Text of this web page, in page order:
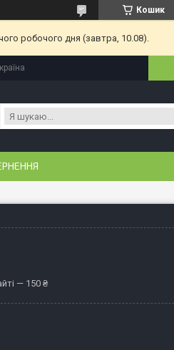
Кошик
робочого дня (завтра, 10.08).
— 150 ₴